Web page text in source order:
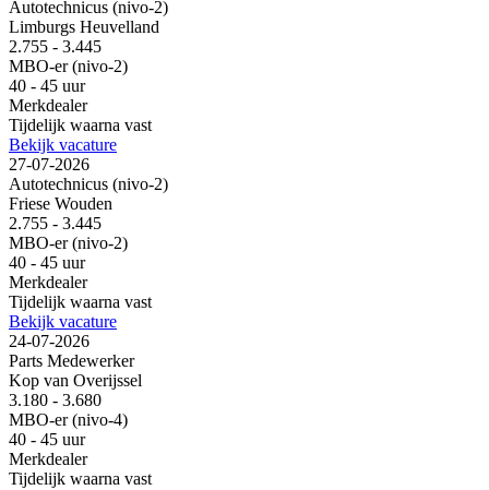
Autotechnicus (nivo-2)
Limburgs Heuvelland
2.755 - 3.445
MBO-er (nivo-2)
40 - 45 uur
Merkdealer
Tijdelijk waarna vast
Bekijk vacature
27-07-2026
Autotechnicus (nivo-2)
Friese Wouden
2.755 - 3.445
MBO-er (nivo-2)
40 - 45 uur
Merkdealer
Tijdelijk waarna vast
Bekijk vacature
24-07-2026
Parts Medewerker
Kop van Overijssel
3.180 - 3.680
MBO-er (nivo-4)
40 - 45 uur
Merkdealer
Tijdelijk waarna vast